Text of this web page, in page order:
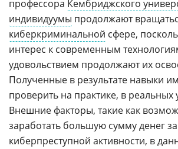
профессора Кембриджского
индивидуумы продолжают
киберкриминальной сфере,
интерес к современным
удовольствием продолжают их
Полученные в результате навыки
проверить на практике, в реальных
Внешние факторы, такие как
заработать большую сумму денег
киберпреступной активности, в